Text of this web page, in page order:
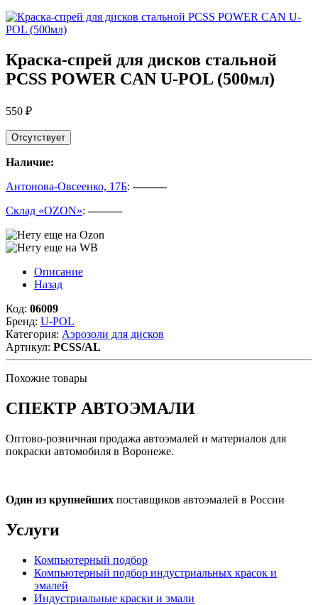
Краска-спрей для дисков стальной
PCSS POWER CAN U-POL (500мл)
550 ₽
Отсутствует
Наличие:
Антонова-Овсеенко, 17Б:———
Склад «OZON»:———
Описание
Назад
Код: 06009
Бренд: U-POL
Категория: Аэрозоли для дисков
Артикул: PCSS/AL
Похожие товары
СПЕКТР АВТОЭМАЛИ
Оптово-розничная продажа автоэмалей и материалов для
покраски автомобиля в Воронеже.
Один из крупнейших поставщиков автоэмалей в России
Услуги
Компьютерный подбор
Компьютерный подбор индустриальных красок и
эмалей
Индустриальные краски и эмали